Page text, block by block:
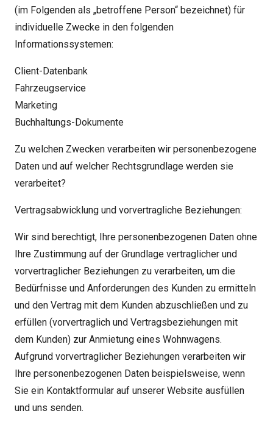
(im Folgenden als „betroffene Person“ bezeichnet) für
individuelle Zwecke in den folgenden
Informationssystemen:
Client-Datenbank
Fahrzeugservice
Marketing
Buchhaltungs-Dokumente
Zu welchen Zwecken verarbeiten wir personenbezogene
Daten und auf welcher Rechtsgrundlage werden sie
verarbeitet?
Vertragsabwicklung und vorvertragliche Beziehungen:
Wir sind berechtigt, Ihre personenbezogenen Daten ohne
Ihre Zustimmung auf der Grundlage vertraglicher und
vorvertraglicher Beziehungen zu verarbeiten, um die
Bedürfnisse und Anforderungen des Kunden zu ermitteln
und den Vertrag mit dem Kunden abzuschließen und zu
erfüllen (vorvertraglich und Vertragsbeziehungen mit
dem Kunden) zur Anmietung eines Wohnwagens.
Aufgrund vorvertraglicher Beziehungen verarbeiten wir
Ihre personenbezogenen Daten beispielsweise, wenn
Sie ein Kontaktformular auf unserer Website ausfüllen
und uns senden.